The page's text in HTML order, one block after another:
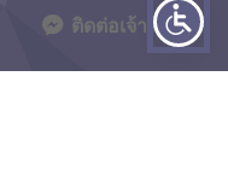
ติดต่อเจ้าหน้าที่